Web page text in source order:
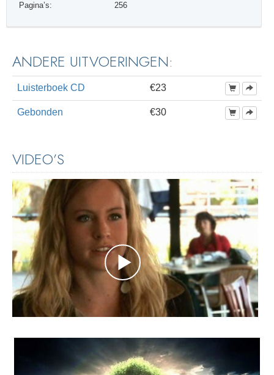
Pagina’s:
256
ANDERE UITVOERINGEN:
Luisterboek CD €23
Gebonden €30
VIDEO’S